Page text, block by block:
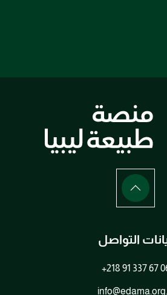
التواصل
+218 91 337 67